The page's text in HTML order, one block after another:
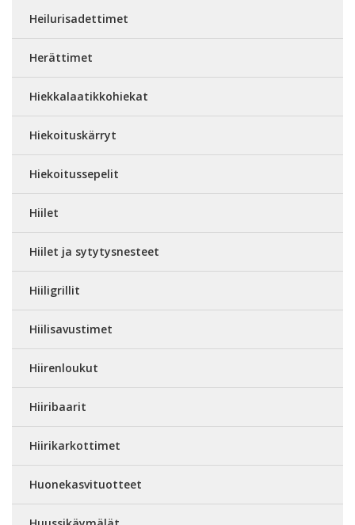
Heilurisadettimet
Herättimet
Hiekkalaatikkohiekat
Hiekoituskärryt
Hiekoitussepelit
Hiilet
Hiilet ja sytytysnesteet
Hiiligrillit
Hiilisavustimet
Hiirenloukut
Hiiribaarit
Hiirikarkottimet
Huonekasvituotteet